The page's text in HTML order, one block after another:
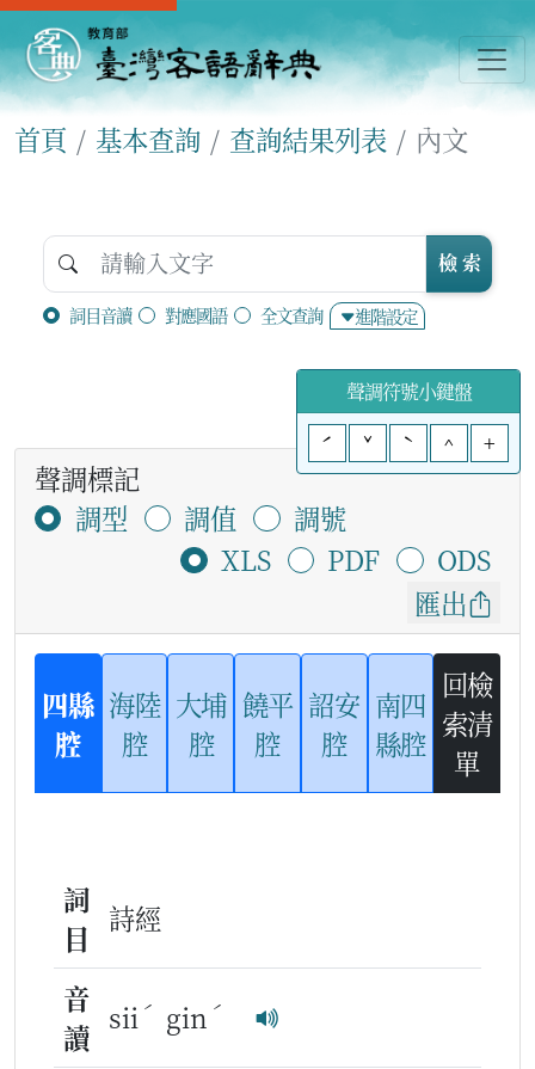
首頁 基本查詢 查詢結果列表 內文
詞目音讀 對應國語 全文查詢 進階設定
檢 索
聲調符號小鍵盤
ˊ
ˇ ˋ ^ +
聲調標記
調型
調值
調號
XLS
PDF
ODS
匯出
四縣
腔
海陸
腔
大埔
腔
饒平
腔
詔安
腔
南四
縣腔
回檢
索清
單
詞
目
詩經
音
讀
sii ˊ gin ˊ